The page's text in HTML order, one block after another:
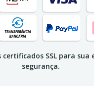
SSL para sua
segurança.